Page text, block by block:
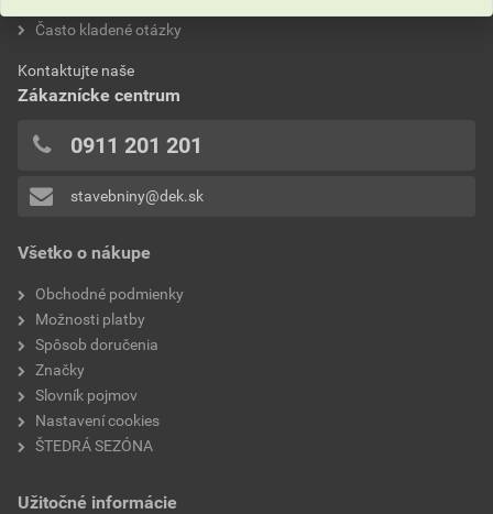
Všetko o nákupe
Obchodné podmienky
Možnosti platby
Spôsob doručenia
Značky
Slovník pojmov
Nastavení cookies
ŠTEDRÁ SEZÓNA
Užitočné informácie
Často kladené otázky
Kontaktujte naše
Zákaznícke centrum
0911 201 201
stavebniny@dek.sk